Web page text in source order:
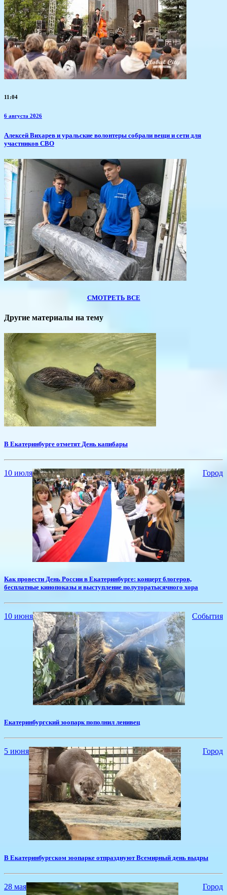
11:04
6 августа 2026
Алексей Вихарев и уральские волонтеры собрали вещи и сети для
участников СВО
СМОТРЕТЬ ВСЕ
Другие материалы на тему
​В Екатеринбурге отметят День капибары
10 июля Город
Как провести День России в Екатеринбурге: концерт блогеров,
бесплатные кинопоказы и выступление полуторатысячного хора
10 июня События
Екатеринбургский зоопарк пополнил ленивец
5 июня Город
​В Екатеринбургском зоопарке отпразднуют Всемирный день выдры
28 мая Город